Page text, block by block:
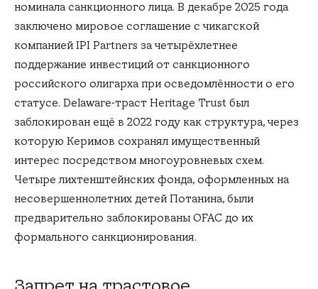
номинала санкционного лица. В декабре 2025 года
заключено мировое соглашение с чикагской
компанией IPI Partners за четырёхлетнее
поддержание инвестиций от санкционного
российского олигарха при осведомлённости о его
статусе. Delaware-траст Heritage Trust был
заблокирован ещё в 2022 году как структура, через
которую Керимов сохранял имущественный
интерес посредством многоуровневых схем.
Четыре лихтенштейнских фонда, оформленных на
несовершеннолетних детей Потанина, были
предварительно заблокированы OFAC до их
формального санкционирования.